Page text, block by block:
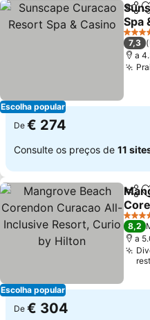
Escolha popular
Spa
Ver
4
7,3
a
De € 274
Consulte os preços de 11
Escolha popular
Ver
5
8,2
a
De € 304